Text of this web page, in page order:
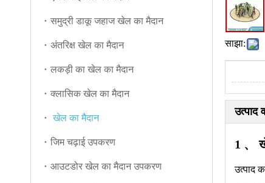
समुद्री डाकू जहाज खेल का मैदान
अंतरिक्ष खेल का मैदान
लकड़ी का खेल का मैदान
क्लासिक खेल का मैदान
खेल का मैदान
जिम चढ़ाई उपकरण
आउटडोर खेल का मैदान उपकरण
साझा:
उत्पाद
1 、
उत्पाद